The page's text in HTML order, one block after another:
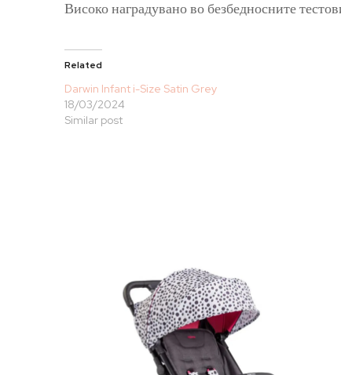
Високо наградувано во безбедносните
Related
Darwin Infant i-Size Satin Grey
18/03/2024
Similar post